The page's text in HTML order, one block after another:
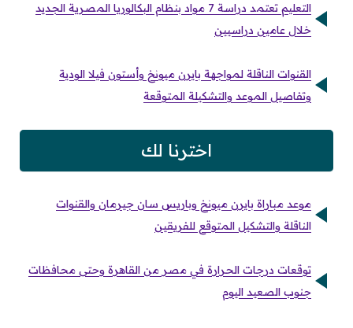
التعليم تعتمد دراسة 7 مواد بنظام البكالوريا المصرية الجديد
خلال عامين دراسيين
القنوات الناقلة لمواجهة بايرن ميونخ وأستون فيلا الودية
وتفاصيل الموعد والتشكيلة المتوقعة
اخترنا لك
موعد مباراة بايرن ميونخ وباريس سان جيرمان والقنوات
الناقلة والتشكيل المتوقع للفريقين
توقعات درجات الحرارة في مصر من القاهرة وحتى محافظات
جنوب الصعيد اليوم